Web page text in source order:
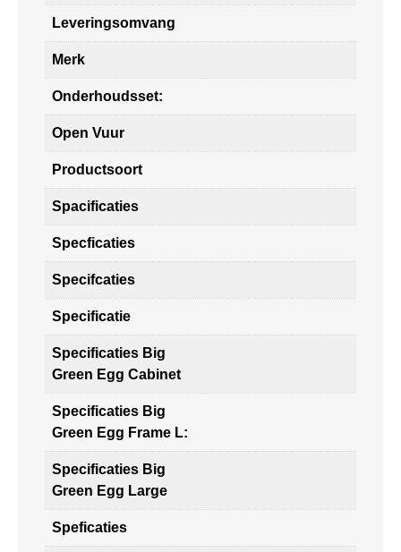
Leveringsomvang
Merk
Onderhoudsset:
Open Vuur
Productsoort
Spacificaties
Specficaties
Specifcaties
Specificatie
Specificaties Big
Green Egg Cabinet
Specificaties Big
Green Egg Frame L:
Specificaties Big
Green Egg Large
Speficaties